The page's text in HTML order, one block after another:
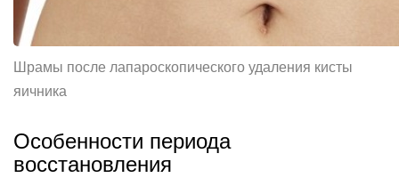
Шрамы после лапароскопического удаления кисты
яичника
Особенности периода
восстановления